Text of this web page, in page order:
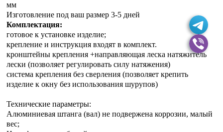
мм
Изготовление под ваш размер 3-5 дней
Комплектация:
готовое к установке изделие;
крепление и инструкция входят в комплект.
кронштейны крепления +направляющая леска натяжитель
лески (позволяет регулировать силу натяжения)
система крепления без сверления (позволяет крепить
изделие к окну без использования шурупов)
Технические параметры:
Алюминиевая штанга (вал) не подвержена коррозии, малый
вес;